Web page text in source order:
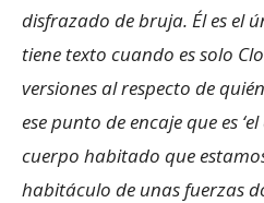
disfrazado de bruja. Él es el
tiene texto cuando es solo
versiones al respecto de
ese punto de encaje que es
cuerpo habitado que
habitáculo de unas fuerzas